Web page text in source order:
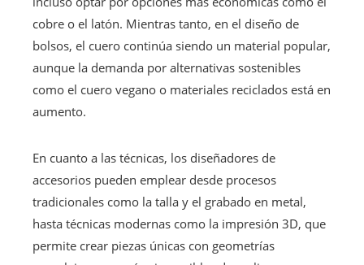
cobre o el latón. Mientras tanto, en el diseño de
bolsos, el cuero continúa siendo un material popular,
aunque la demanda por alternativas sostenibles
como el cuero vegano o materiales reciclados está en
aumento.
En cuanto a las técnicas, los diseñadores de
accesorios pueden emplear desde procesos
tradicionales como la talla y el grabado en metal,
hasta técnicas modernas como la impresión 3D, que
permite crear piezas únicas con geometrías